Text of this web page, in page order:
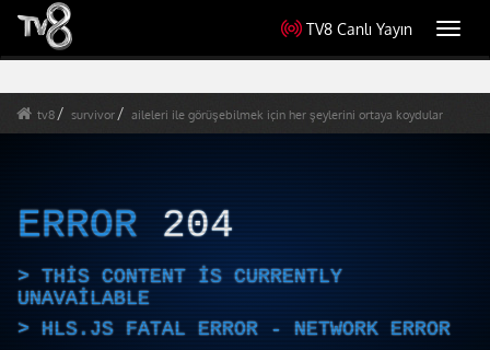
TV8 Canlı Yayın
tv8 survivor aileleri ile görüşebilmek için her şeylerini ortaya koydular
ERROR 204
THIS CONTENT IS CURRENTLY
UNAVAILABLE
HLS.JS FATAL ERROR - NETWORK ERROR